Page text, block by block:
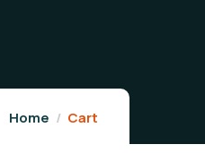
Home Cart